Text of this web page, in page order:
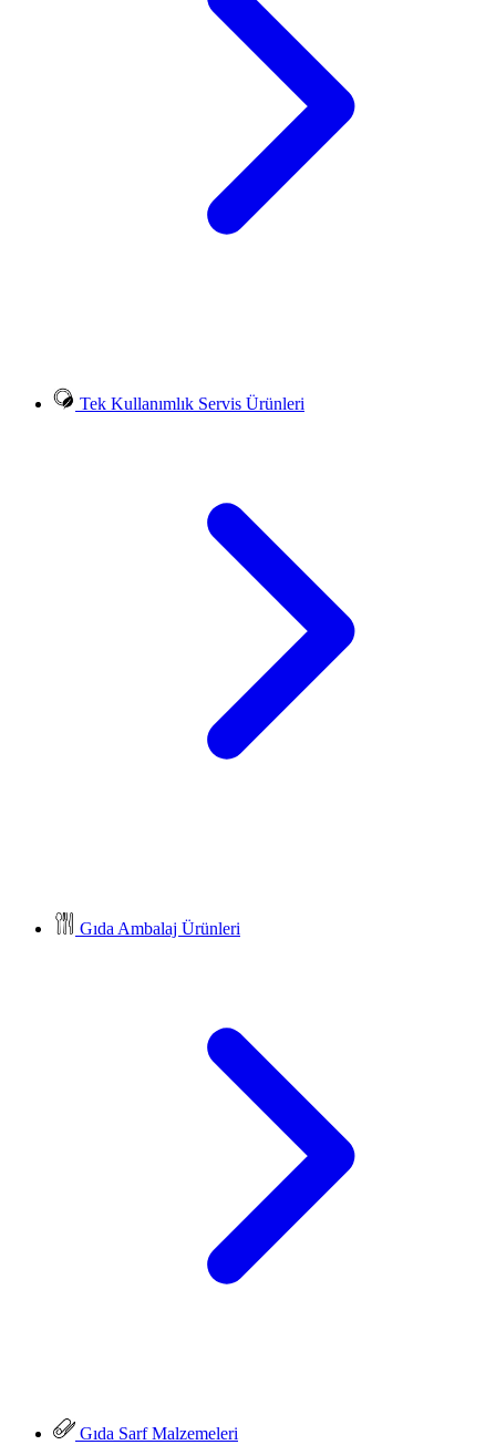
Tek Kullanımlık Servis Ürünleri
Gıda Ambalaj Ürünleri
Gıda Sarf Malzemeleri